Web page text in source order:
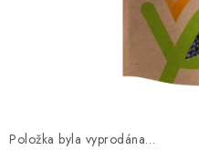
Doprava a platba Velkoobchod
Položka byla vyprodána…